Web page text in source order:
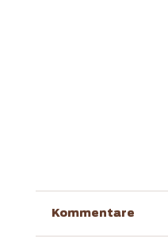
Kommentare